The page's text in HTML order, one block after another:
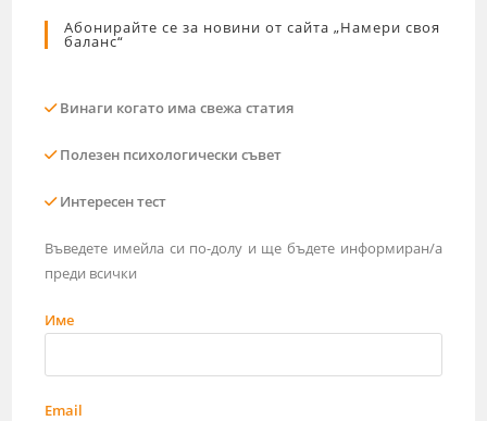
Абонирайте се за новини от сайта „Намери своя
баланс“
Винаги когато има свежа статия
Полезен психологически съвет
Интересен тест
Въведете имейла си по-долу и ще бъдете информиран/а
преди всички
Име
Email